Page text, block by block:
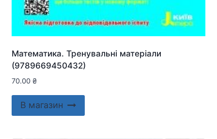
Математика. Тренувальні матеріали
(9789669450432)
70.00 ₴
В магазин